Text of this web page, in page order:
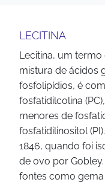
LECITINA
Lecitina, um
mistura de ácidos
fosfolipídios, é
fosfatidilcolina
menores de
fosfatidilinositol
1846, quando foi
de ovo por
fontes como